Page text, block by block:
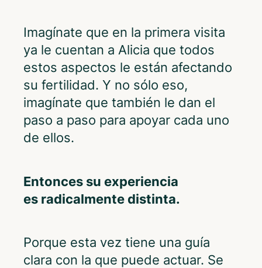
Imagínate que en la primera visita
ya le cuentan a Alicia que todos
estos aspectos le están afectando
su fertilidad. Y no sólo eso,
imagínate que también le dan el
paso a paso para apoyar cada uno
de ellos.
Entonces su experiencia
es radicalmente distinta.
Porque esta vez tiene una guía
clara con la que puede actuar. Se